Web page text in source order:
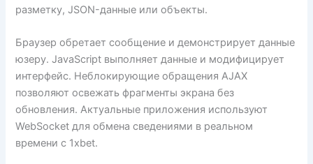
разметку, JSON-данные или объекты.
Браузер обретает сообщение и демонстрирует данные
юзеру. JavaScript выполняет данные и модифицирует
интерфейс. Неблокирующие обращения AJAX
позволяют освежать фрагменты экрана без
обновления. Актуальные приложения используют
WebSocket для обмена сведениями в реальном
времени с 1xbet.